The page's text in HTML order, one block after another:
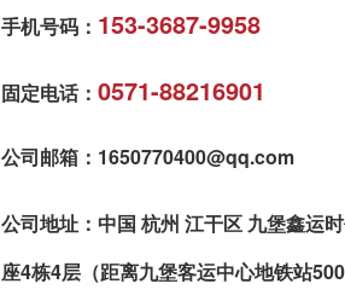
手机号码： 153-3687-9958
固定电话：0571-88216901
公司邮箱：1650770400@qq.com
公司地址：中国 杭州 江干区 九堡鑫运
座4栋4层（距离九堡客运中心地铁站500